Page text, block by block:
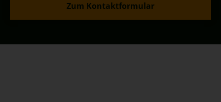
Zum Kontaktformular